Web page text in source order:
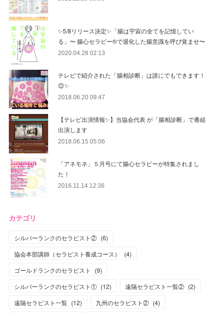
✨5/8リリース決定✨「腸は宇宙の全てを記憶してい
る」〜 腸心セラピー®︎で退化した腸意識を呼び覚ませ〜
2020.04.28 02:13
テレビで紹介された「腸相診断」は誰にでもできます！
😊✨
2018.06.20 09:47
【テレビ出演情報✨】当協会代表 が「腸相診断」で番組
出演します
2018.06.15 05:06
「アネモネ」５月号にて腸心セラピーが特集されまし
た！
2016.11.14 12:36
カテゴリ
シルバーランクのセラピスト② (6)
協会本部講師（セラピスト養成コース）
(4)
ゴールドランクのセラピスト
(9)
シルバーランクのセラピスト① (12) 遠隔セラピスト一覧② (2)
遠隔セラピスト一覧 (12) 九州のセラピスト② (4)